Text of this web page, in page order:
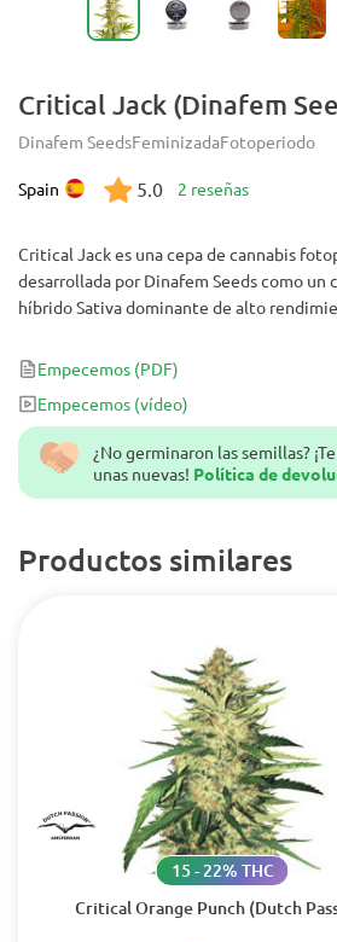
Critical Jack (Dinafem
Dinafem SeedsFeminizadaFotoperiodo
Spain 5.0 2 reseñas
¿No germinaron las semillas?
unas nuevas! Política de
Productos similares
Critical Orange Punch (Dutch
15 - 22% THC
Critical Jack es una cepa de cannabis
desarrollada por Dinafem Seeds como un
híbrido Sativa dominante de alto
cepa que no necesita presentación. Esta
dispensarios de todo el mundo por su
crecimiento vigoroso y efecto estimulante.
Empecemos (PDF)
Empecemos (vídeo)